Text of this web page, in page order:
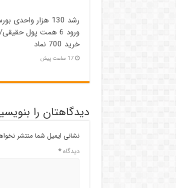
رشد 130 هزار واحدی
ورود 6 همت پول
خرید 700 نماد
17 ساعت پیش
دیدگاهتان را
نشانی ایمیل شما منتشر
دیدگاه*